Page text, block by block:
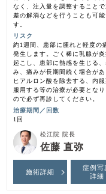
なく、注入量を調整することで
差の解消などを行うことも可能
す。
リスク
約1週間、患部に腫れと軽度の
発生します。ごく稀に乳腺が炎
起こし、患部に熱感を生じる、
み、痛みが長期間続く場合があ
ヒアルロン酸を除去する、内服
服用する等の治療が必要となり
ので必ず再診してください。
治療期間／回数
1回
松江院 院長
佐藤 直弥
施術詳細
症例写
詳細